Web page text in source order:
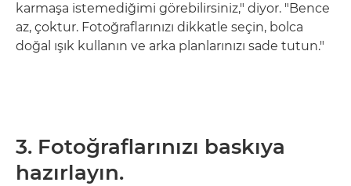
karmaşa istemediğimi görebilirsiniz," diyor. "Bence
az, çoktur. Fotoğraflarınızı dikkatle seçin, bolca
doğal ışık kullanın ve arka planlarınızı sade tutun."
3. Fotoğraflarınızı baskıya
hazırlayın.